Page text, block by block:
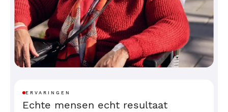
ERVARINGEN
Echte mensen echt resultaat